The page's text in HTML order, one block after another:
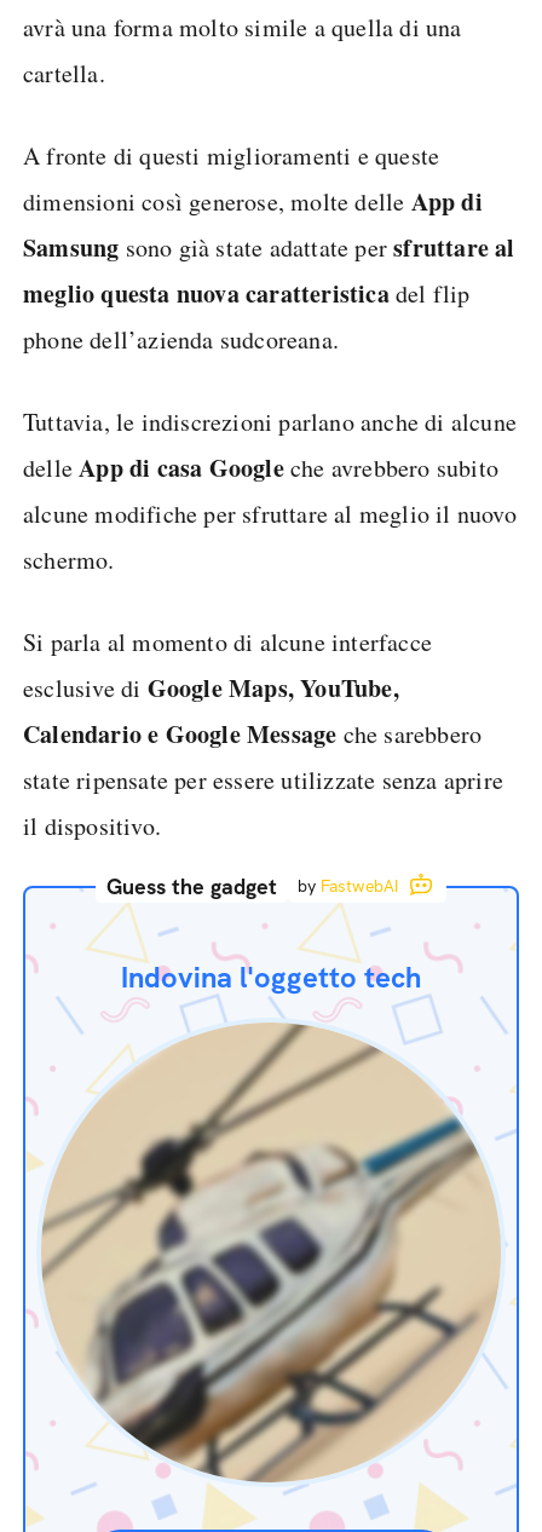
avrà una forma molto simile a quella di una
cartella.
A fronte di questi miglioramenti e queste
dimensioni così generose, molte delle App di
Samsung sono già state adattate persfruttare al
meglio questa nuova caratteristicadel flip
phone dell’azienda sudcoreana.
Tuttavia, le indiscrezioni parlano anche di alcune
delleApp di casa Googleche avrebbero subito
alcune modifiche per sfruttare al meglio il nuovo
schermo.
Si parla al momento di alcune interfacce
esclusive di Google Maps, YouTube,
Calendario e Google Message che sarebbero
state ripensate per essere utilizzate senza aprire
il dispositivo.
Guess the gadget by FastwebAI
Indovina l'oggetto tech